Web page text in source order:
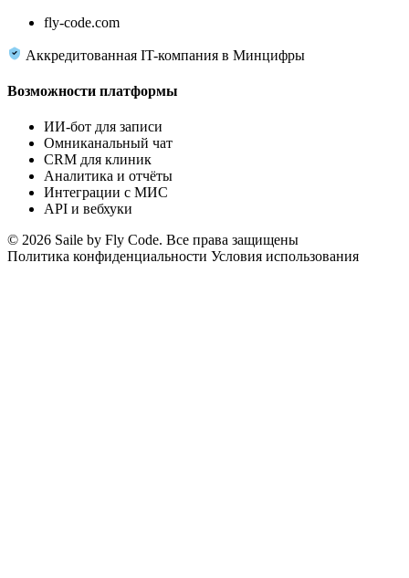
fly-code.com
Аккредитованная IT-компания в Минцифры
Возможности платформы
ИИ-бот для записи
Омниканальный чат
CRM для клиник
Аналитика и отчёты
Интеграции с МИС
API и вебхуки
© 2026 Saile by Fly Code. Все права защищены
Политика конфиденциальности Условия использования